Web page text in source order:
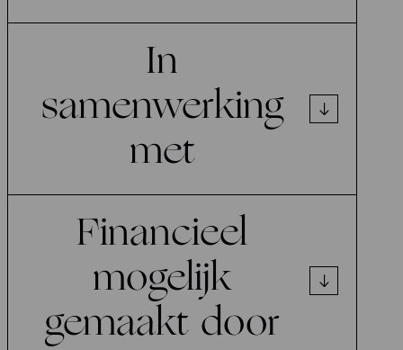
In
samenwerking
met
Financieel
mogelijk
gemaakt door